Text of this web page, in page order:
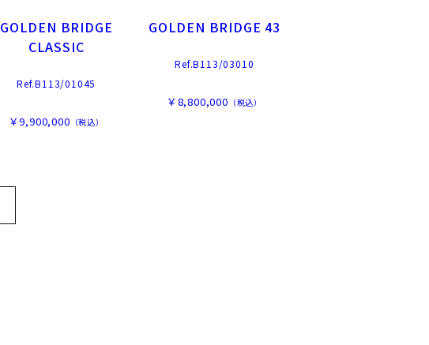
GOLDEN BRIDGE
CLASSIC
Ref.B113/01045
￥9,900,000 （税込）
GOLDEN BRIDGE 43
Ref.B113/03010
￥8,800,000 （税込）